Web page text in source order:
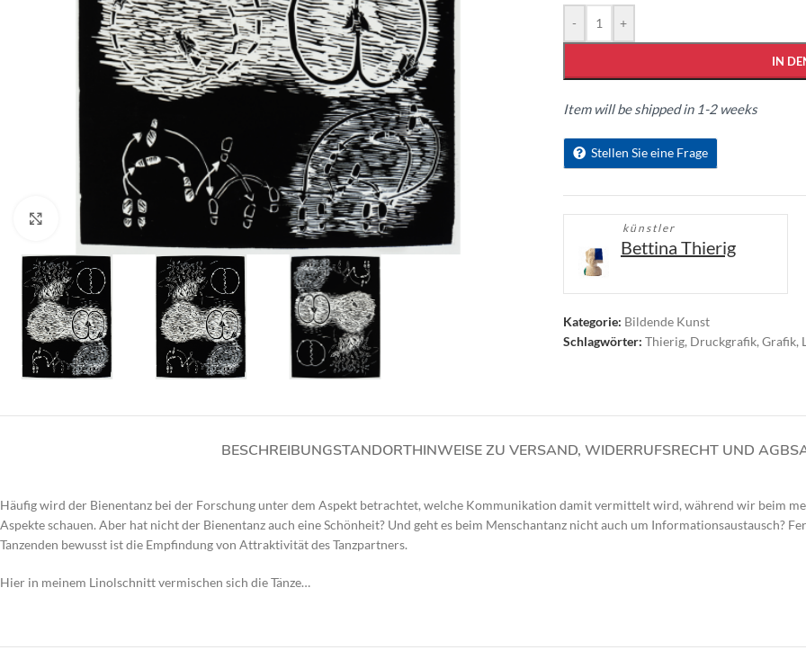
Click to enlarge
- +
IN
Item will be shipped in 1-2 weeks
Stellen Sie eine Frage
künstler
Bettina Thierig
Kategorie: Bildende Kunst
Schlagwörter: Thierig, Druckgrafik, Grafik,
BESCHREIBUNGSTANDORTHINWEISE ZU VERSAND, WIDERRUFSRECHT UND AGBS
Häufig wird der Bienentanz bei der Forschung unter dem Aspekt betrachtet, welche Kommunikation damit vermittelt wird, während wir beim
Aspekte schauen. Aber hat nicht der Bienentanz auch eine Schönheit? Und geht es beim Menschantanz nicht auch um Informationsaustausch?
Tanzenden bewusst ist die Empfindung von Attraktivität des Tanzpartners.
Hier in meinem Linolschnitt vermischen sich die Tänze…